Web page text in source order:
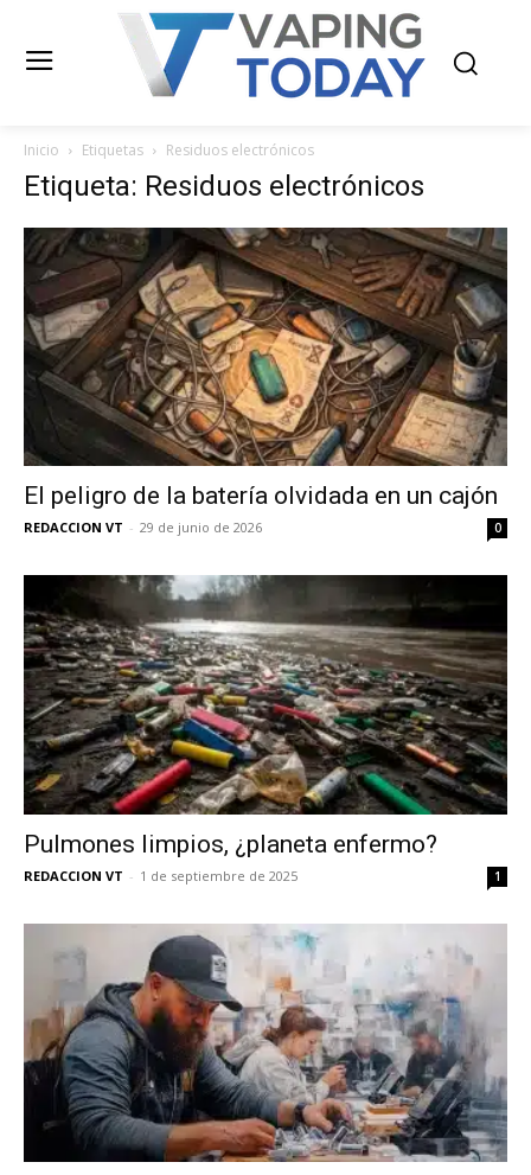
Inicio Etiquetas Residuos electrónicos
Etiqueta: Residuos electrónicos
El peligro de la batería olvidada en un cajón
REDACCION VT - 29 de junio de 2026 0
Pulmones limpios, ¿planeta enfermo?
REDACCION VT - 1 de septiembre de 2025 1